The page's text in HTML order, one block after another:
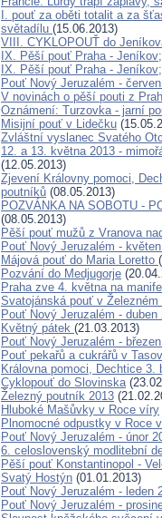
I. pouť za oběti totalit a za
světadílu (15.06.2013)
VIII. CYKLOPOUŤ do
IX. Pěší pouť Praha -
IX. Pěší pouť Praha -
Pouť Nový Jeruzalém -
V novinách o pěší pouti z
Oznámení: Turzovka - jarní
Misijní pouť v Lidečku
Zvláštní vyslanec Svatého
12. a 13. května 2013 -
(12.05.2013)
Zjevení Královny pomoci,
poutníků (08.05.2013)
POZVÁNKA NA SOBOTU -
(08.05.2013)
Pěší pouť mužů z Vranova
Pouť Nový Jeruzalém -
Májová pouť do Maria Loretto
Pozvání do Medjugorje
Praha zve 4. května na
Svatojánská pouť v Železném
Pouť Nový Jeruzalém - duben
Květný pátek (21.03.2013)
Pouť Nový Jeruzalém -
Pouť pekařů a cukrářů v
Královna pomoci, Dechtice
Cyklopouť do Slovinska
Železný poutník 2013
Hluboké Mašůvky v Roce víry
Plnomocné odpustky v Roce
Pouť Nový Jeruzalém - únor
6. celoslovenský modlitební
Pěší pouť Konstantinopol -
Svatý Hostýn (01.01.2013)
Pouť Nový Jeruzalém - leden
Pouť Nový Jeruzalém -